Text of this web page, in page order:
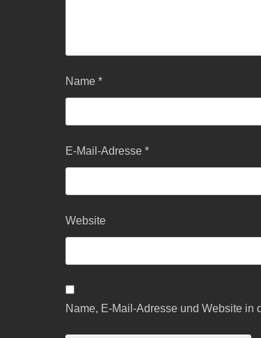
Name*
E-Mail-Adresse*
Website
Name, E-Mail-Adresse und Website in